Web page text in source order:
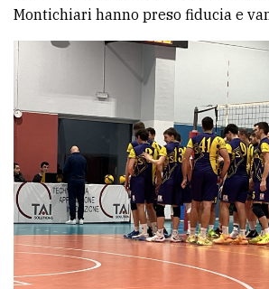
CERCA
Cerca
comune
avanzata
LE
ALTRE
TESTATE
Montichiari hanno preso fiducia e